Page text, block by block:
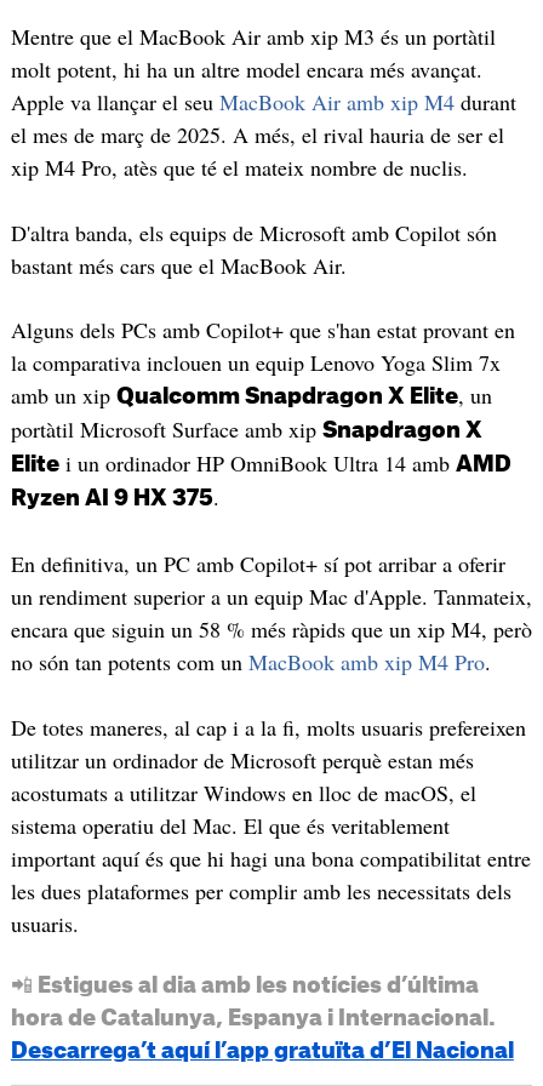
Mentre que el MacBook Air amb xip M3 és un portàtil
molt potent, hi ha un altre model encara més avançat.
Apple va llançar el seu MacBook Air amb xip M4durant
el mes de març de 2025. A més, el rival hauria de ser el
xip M4 Pro, atès que té el mateix nombre de nuclis.
D'altra banda, els equips de Microsoft amb Copilot són
bastant més cars que el MacBook Air.
Alguns dels PCs amb Copilot+ que s'han estat provant en
la comparativa inclouen un equip Lenovo Yoga Slim 7x
amb un xip Qualcomm Snapdragon X Elite, un
portàtil Microsoft Surface amb xip Snapdragon X
Elitei un ordinador HP OmniBook Ultra 14 amb AMD
Ryzen AI 9 HX 375.
En definitiva, un PC amb Copilot+ sí pot arribar a oferir
un rendiment superior a un equip Mac d'Apple. Tanmateix,
encara que siguin un 58 % més ràpids que un xip M4, però
no són tan potents com un MacBook amb xip M4 Pro.
De totes maneres, al cap i a la fi, molts usuaris prefereixen
utilitzar un ordinador de Microsoft perquè estan més
acostumats a utilitzar Windows en lloc de macOS, el
sistema operatiu del Mac. El que és veritablement
important aquí és que hi hagi una bona compatibilitat entre
les dues plataformes per complir amb les necessitats dels
usuaris.
📲 Estigues al dia amb les notícies d’última
hora de Catalunya, Espanya i Internacional.
Descarrega’t aquí l’app gratuïta d’El Nacional